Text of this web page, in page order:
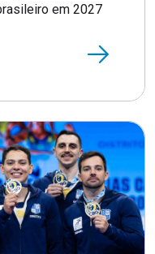
em 2027